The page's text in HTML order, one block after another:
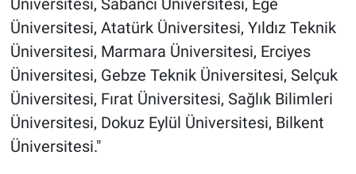
Üniversitesi, Sabancı Üniversitesi, Ege
Üniversitesi, Atatürk Üniversitesi, Yıldız Teknik
Üniversitesi, Marmara Üniversitesi, Erciyes
Üniversitesi, Gebze Teknik Üniversitesi, Selçuk
Üniversitesi, Fırat Üniversitesi, Sağlık Bilimleri
Üniversitesi, Dokuz Eylül Üniversitesi, Bilkent
Üniversitesi."